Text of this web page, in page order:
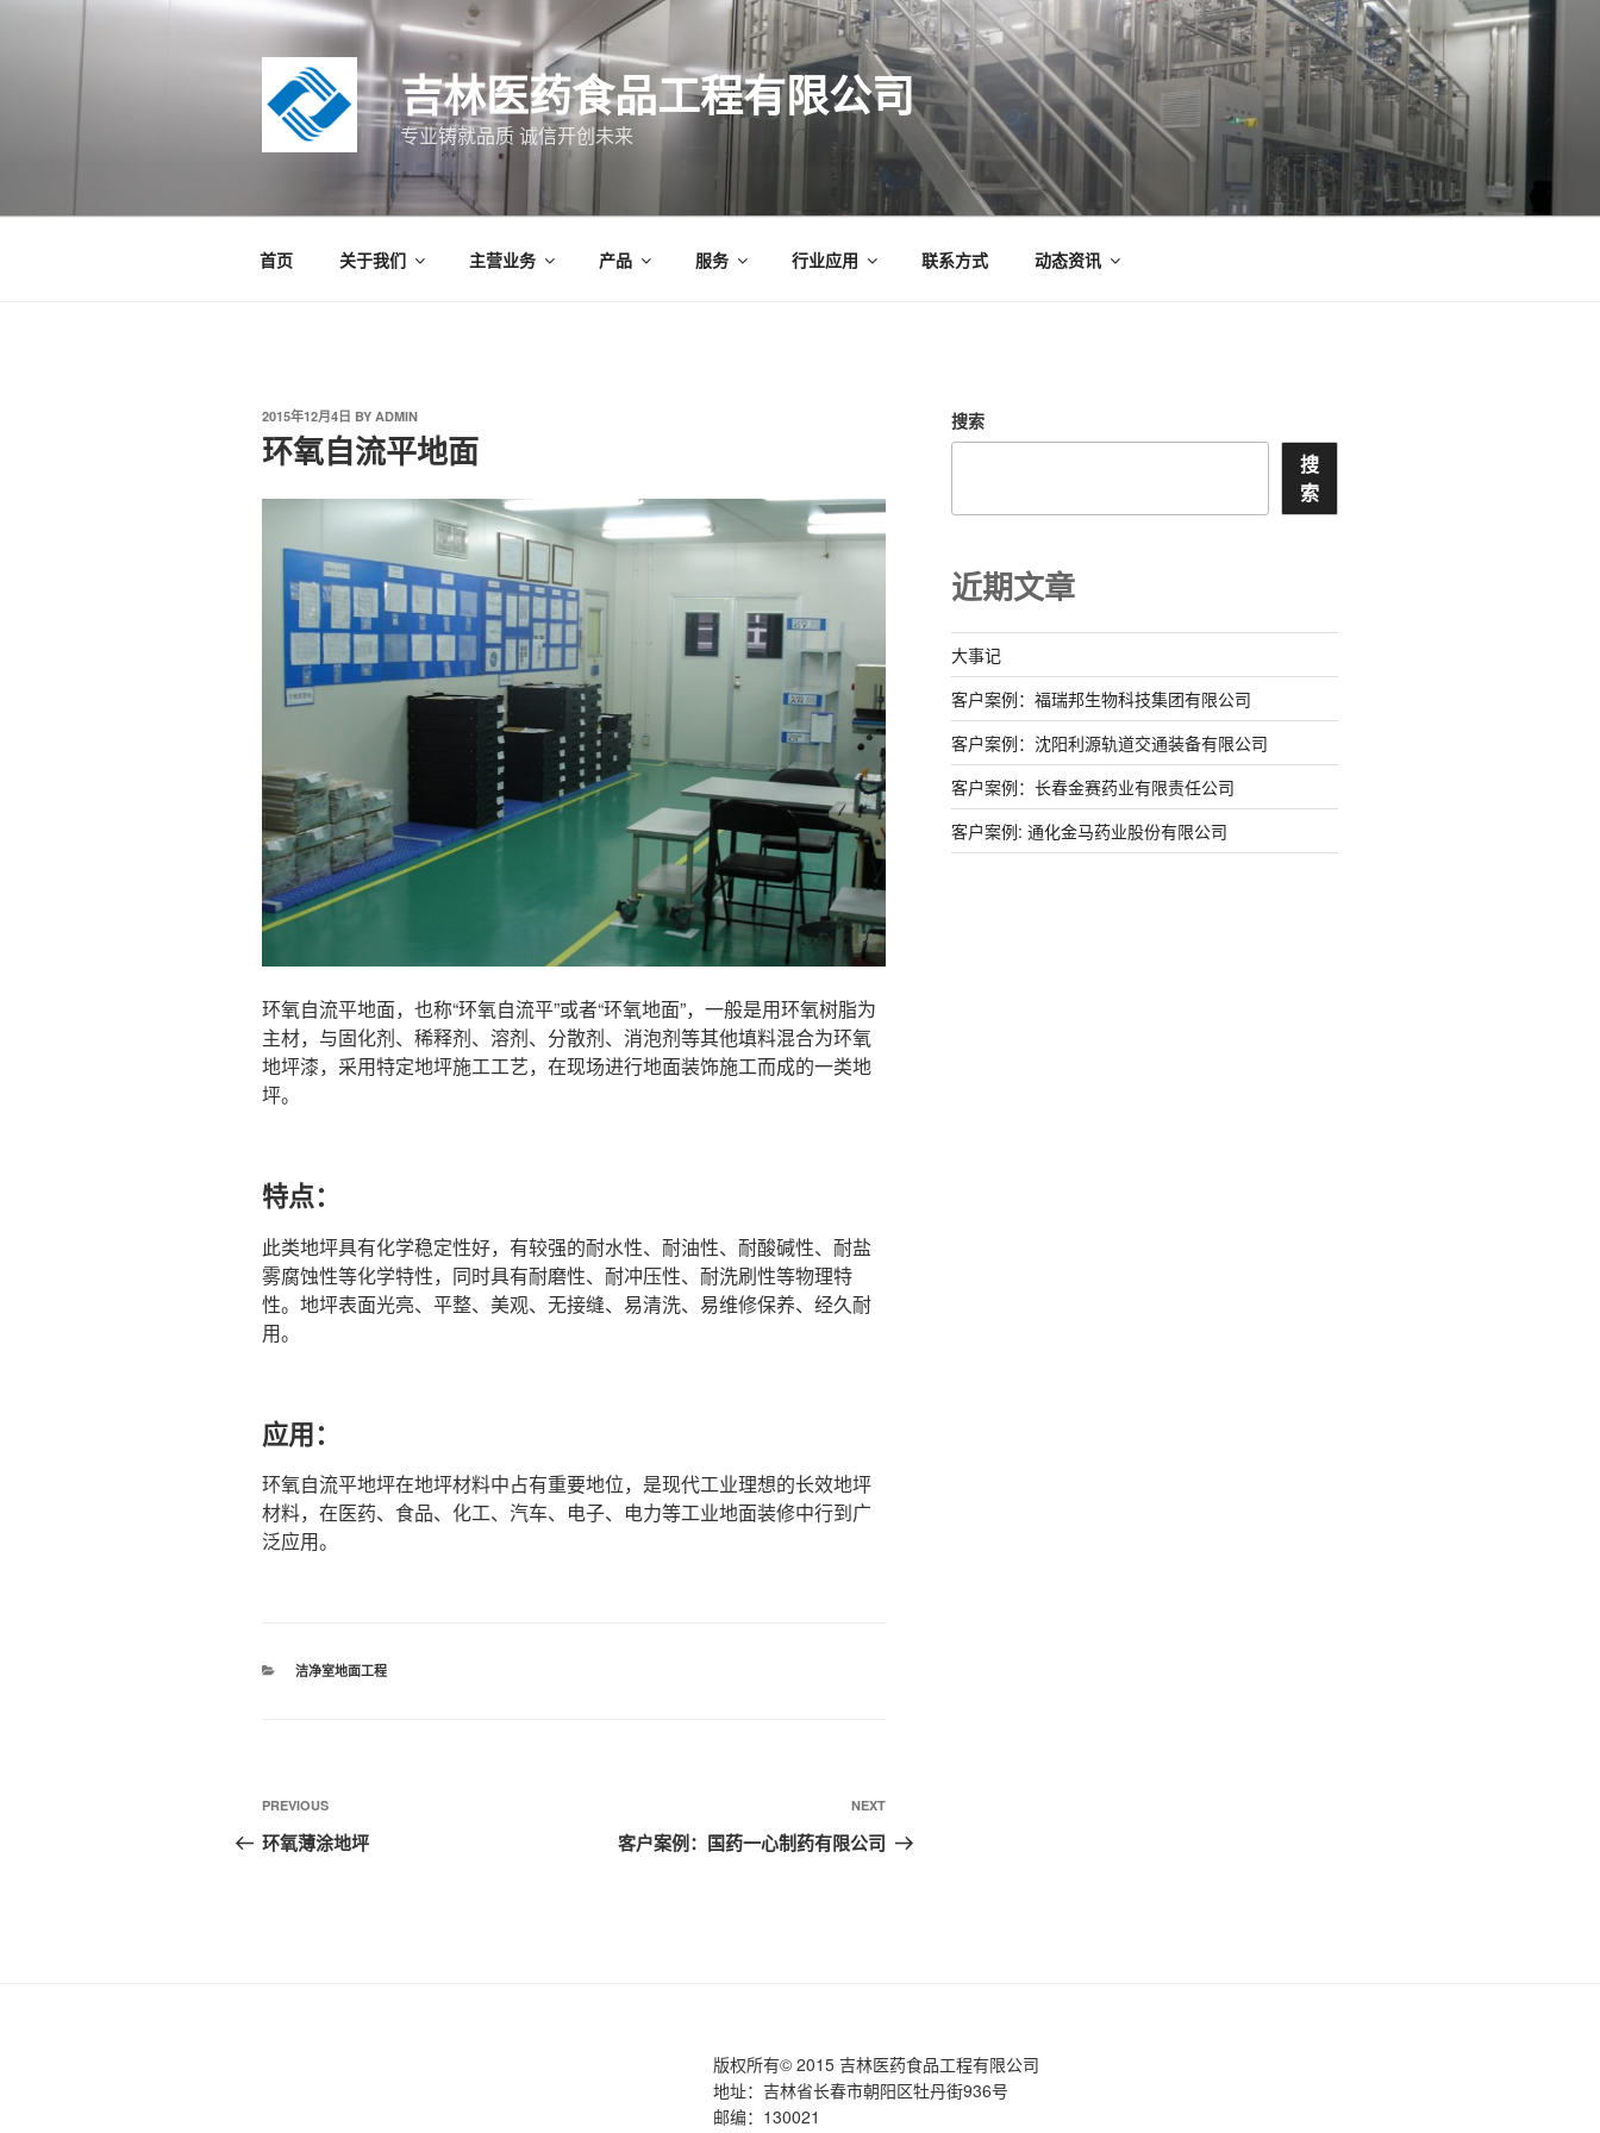
吉林医药食品工程有限公司
专业铸就品质 诚信开创未来
首页 关于我们 主营业务 产品 服务 行业应用 联系方式 动态资讯
POSTED
ON
2015年12月4日 BY ADMIN
环氧自流平地面
环氧自流平地面，也称“环氧自流平”或者“环氧地面”，一般是用环氧树脂为
主材，与固化剂、稀释剂、溶剂、分散剂、消泡剂等其他填料混合为环氧
地坪漆，采用特定地坪施工工艺，在现场进行地面装饰施工而成的一类地
坪。
特点：
此类地坪具有化学稳定性好，有较强的耐水性、耐油性、耐酸碱性、耐盐
雾腐蚀性等化学特性，同时具有耐磨性、耐冲压性、耐洗刷性等物理特
性。地坪表面光亮、平整、美观、无接缝、易清洗、易维修保养、经久耐
用。
应用：
环氧自流平地坪在地坪材料中占有重要地位，是现代工业理想的长效地坪
材料，在医药、食品、化工、汽车、电子、电力等工业地面装修中行到广
泛应用。
CATEGORIES
洁净室地面工程
文
章
Previous
Post
PREVIOUS
环氧薄涂地坪
Next
Post
NEXT
客户案例：国药一心制药有限公司
搜索
搜
索
近期文章
大事记
客户案例：福瑞邦生物科技集团有限公司
客户案例：沈阳利源轨道交通装备有限公司
客户案例：长春金赛药业有限责任公司
客户案例: 通化金马药业股份有限公司
版权所有© 2015 吉林医药食品工程有限公司
地址：吉林省长春市朝阳区牡丹街936号
邮编：130021